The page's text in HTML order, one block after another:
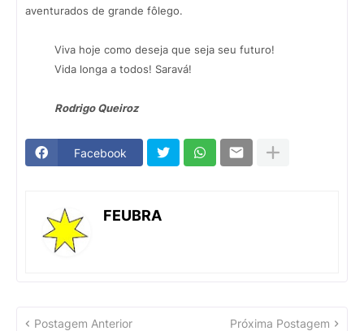
aventurados de grande fôlego.
Viva hoje como deseja que seja seu futuro!
Vida longa a todos! Saravá!
Rodrigo Queiroz
Facebook
FEUBRA
Postagem Anterior Próxima Postagem